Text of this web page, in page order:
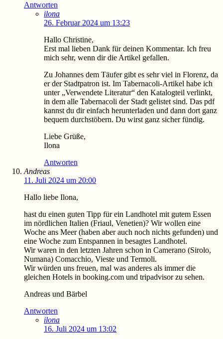
Antworten
ilona
26. Februar 2024 um 13:23
Hallo Christine,
Erst mal lieben Dank für deinen Kommentar. Ich freu
mich sehr, wenn dir die Artikel gefallen.
Zu Johannes dem Täufer gibt es sehr viel in Florenz, da
er der Stadtpatron ist. Im Tabernacoli-Artikel habe ich
unter „Verwendete Literatur“ den Katalogteil verlinkt,
in dem alle Tabernacoli der Stadt gelistet sind. Das pdf
kannst du dir einfach herunterladen und dann dort ganz
bequem durchstöbern. Du wirst ganz sicher fündig.
Liebe Grüße,
Ilona
Antworten
Andreas
11. Juli 2024 um 20:00
Hallo liebe Ilona,
hast du einen guten Tipp für ein Landhotel mit gutem Essen
im nördlichen Italien (Friaul, Venetien)? Wir wollen eine
Woche ans Meer (haben aber auch noch nichts gefunden) und
eine Woche zum Entspannen in besagtes Landhotel.
Wir waren in den letzten Jahren schon in Camerano (Sirolo,
Numana) Comacchio, Vieste und Termoli.
Wir würden uns freuen, mal was anderes als immer die
gleichen Hotels in booking.com und tripadvisor zu sehen.
Andreas und Bärbel
Antworten
ilona
16. Juli 2024 um 13:02